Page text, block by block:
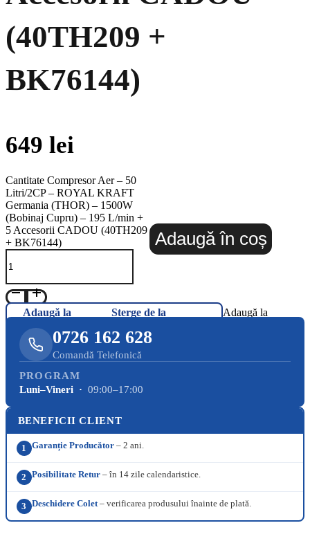
(40TH209 +
BK76144)
649 lei
Cantitate Compresor Aer – 50
Litri/2CP – ROYAL KRAFT
Germania (THOR) – 1500W
(Bobinaj Cupru) – 195 L/min +
5 Accesorii CADOU (40TH209
+ BK76144)
Adaugă în coș
Adaugă la
Șterge de la
Adaugă la
0726 162 628
Comandă Telefonică
PROGRAM
Luni–Vineri · 09:00–17:00
BENEFICII CLIENT
1 Garanție Producător– 2 ani.
2 Posibilitate Retur– în 14 zile calendaristice.
3 Deschidere Colet– verificarea produsului înainte de plată.